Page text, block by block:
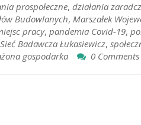
prospołeczne, działania
Budowlanych, Marszałek
pracy, pandemia Covid-19,
Sieć Badawcza Łukasiewicz,
gospodarka 0 Comments